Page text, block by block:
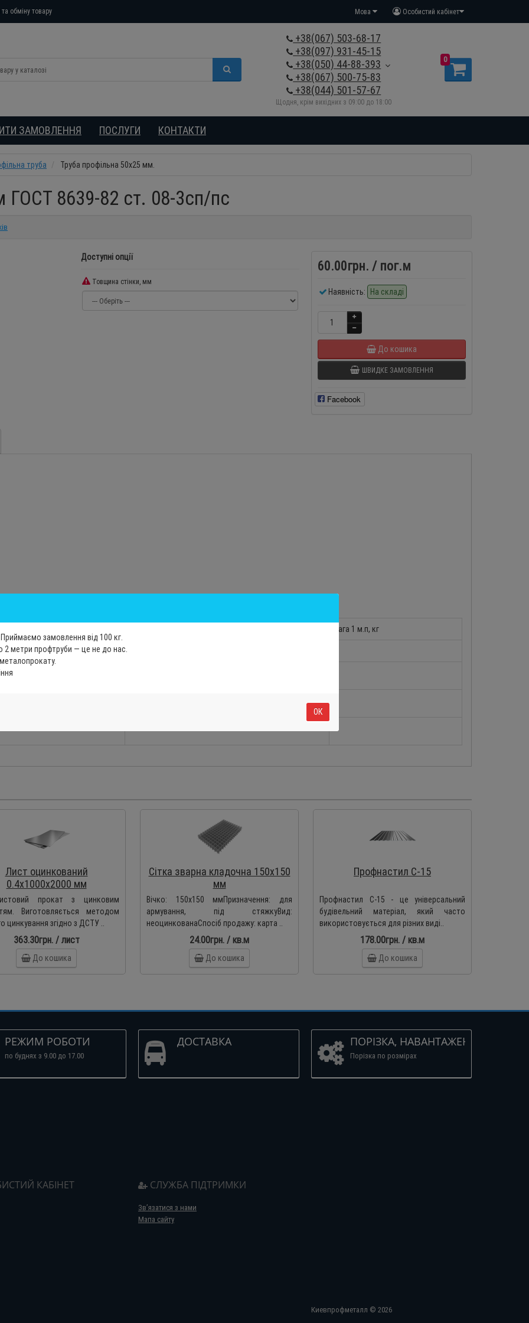
обміну товару Особистий кабінет
Мова
+38(067) 503-68-17
+38(097) 931-45-15
+38(050) 44-88-393
+38(067) 500-75-83
+38(044) 501-57-67
Щодня, крім вихідних з 09:00 до 18:00
0
ЗАМОВЛЕННЯ ПОСЛУГИ КОНТАКТИ
труба Труба профільна 50х25 мм.
ГОСТ 8639-82 ст. 08-3сп/пс
Доступні опції
Товщина стінки, мм
60.00грн. / пог.м
Наявність: На складі
До кошика
ШВИДКЕ ЗАМОВЛЕННЯ
Facebook
мм.
Вага 1 м.п, кг
Лист оцинкований
0.4х1000х2000 мм
прокат з цинковим
Виготовляється методом
цинкування згідно з ДСТУ ..
363.30грн. / лист
До кошика
Сітка зварна кладочна 150х150
мм
Вічко: 150х150 ммПризначення: для
армування, під стяжкуВид:
неоцинкованаСпосіб продажу: карта ..
24.00грн. / кв.м
До кошика
Профнастил С-15
Профнастил С-15 - це універсальний
будівельний матеріал, який часто
використовується для різних виді..
178.00грн. / кв.м
До кошика
РЕЖИМ РОБОТИ
по буднях з 9.00 до 17.00
ДОСТАВКА ПОРІЗКА, НАВАНТАЖЕННЯ
Порізка по розмірах
КАБІНЕТ СЛУЖБА ПІДТРИМКИ
Зв’язатися з нами
Мапа сайту
Киевпрофметалл © 2026
замовлення від 100 кг.
2 метри профтруби — це не до нас.
ОК